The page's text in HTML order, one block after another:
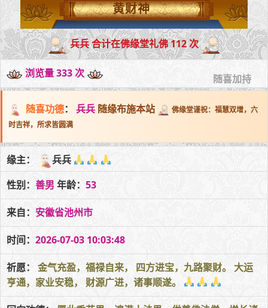
黄财神
兵兵 合计在佛缘堂礼佛 112 次
浏览量 333 次 随喜加持
随喜功德： 兵兵 随缘布施本站
佛缘堂谨祝：福慧双增，六
时吉祥，所求皆圆满
缘主：
兵兵
性别： 善男 年龄： 53
来自： 安徽省池州市
时间： 2026-07-03 10:03:48
祈愿：
金气充盈，福禄自来， 四方进宝，九路聚财。 大运
亨通，家业安稳， 财源广进，诸事顺遂。